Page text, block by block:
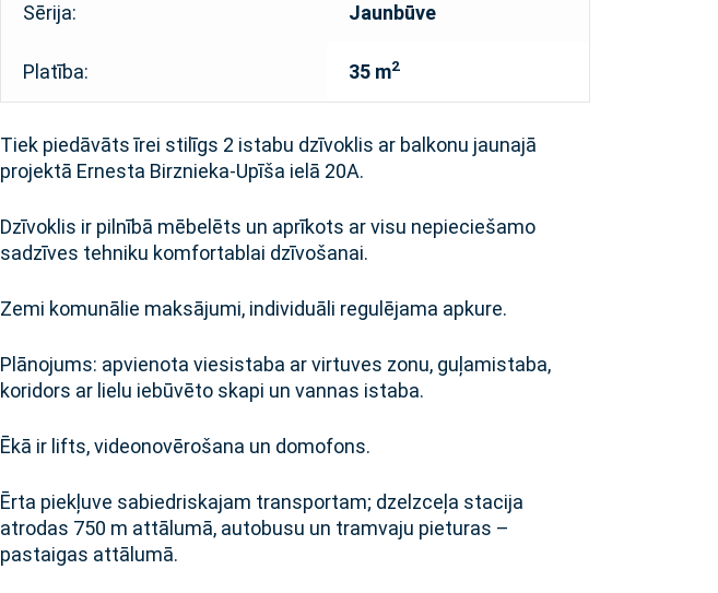
Sērija: Jaunbūve
Platība: 35 m2
Tiek piedāvāts īrei stilīgs 2 istabu dzīvoklis ar balkonu jaunajā
projektā Ernesta Birznieka-Upīša ielā 20A.
Dzīvoklis ir pilnībā mēbelēts un aprīkots ar visu nepieciešamo
sadzīves tehniku komfortablai dzīvošanai.
Zemi komunālie maksājumi, individuāli regulējama apkure.
Plānojums: apvienota viesistaba ar virtuves zonu, guļamistaba,
koridors ar lielu iebūvēto skapi un vannas istaba.
Ēkā ir lifts, videonovērošana un domofons.
Ērta piekļuve sabiedriskajam transportam; dzelzceļa stacija
atrodas 750 m attālumā, autobusu un tramvaju pieturas –
pastaigas attālumā.